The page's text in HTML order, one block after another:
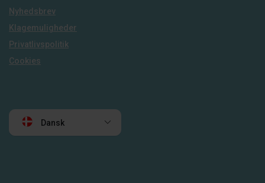
Nyhedsbrev
Klagemuligheder
Privatlivspolitik
Cookies
Dansk